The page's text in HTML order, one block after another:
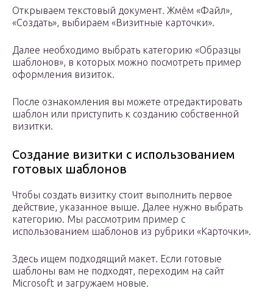
Открываем текстовый документ. Жмём «Файл»,
«Создать», выбираем «Визитные карточки».
Далее необходимо выбрать категорию «Образцы
шаблонов», в которых можно посмотреть пример
оформления визиток.
После ознакомления вы можете отредактировать
шаблон или приступить к созданию собственной
визитки.
Создание визитки с использованием
готовых шаблонов
Чтобы создать визитку стоит выполнить первое
действие, указанное выше. Далее нужно выбрать
категорию. Мы рассмотрим пример с
использованием шаблонов из рубрики «Карточки».
Здесь ищем подходящий макет. Если готовые
шаблоны вам не подходят, переходим на сайт
Microsoft и загружаем новые.